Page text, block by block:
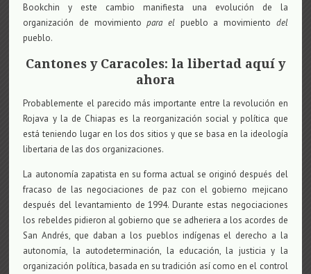
Bookchin y este cambio manifiesta una evolución de la
organización de movimientopara el pueblo a movimiento del
pueblo.
Cantones y Caracoles: la libertad aquí y
ahora
Probablemente el parecido más importante entre la revolución en
Rojava y la de Chiapas es la reorganización social y política que
está teniendo lugar en los dos sitios y que se basa en la ideología
libertaria de las dos organizaciones.
La autonomía zapatista en su forma actual se originó después del
fracaso de las negociaciones de paz con el gobierno mejicano
después del levantamiento de 1994. Durante estas negociaciones
los rebeldes pidieron al gobierno que se adheriera a los acordes de
San Andrés, que daban a los pueblos indígenas el derecho a la
autonomía, la autodeterminación, la educación, la justicia y la
organización política, basada en su tradición así como en el control